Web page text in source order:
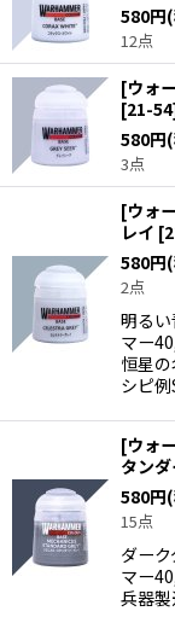
580円
12点
[ウォ
[21-54
580円
3点
[ウォ
レイ [
580円
2点
明る
マー
恒星
シピ
[ウォ
タン
580円
15点
ダー
マー
兵器製